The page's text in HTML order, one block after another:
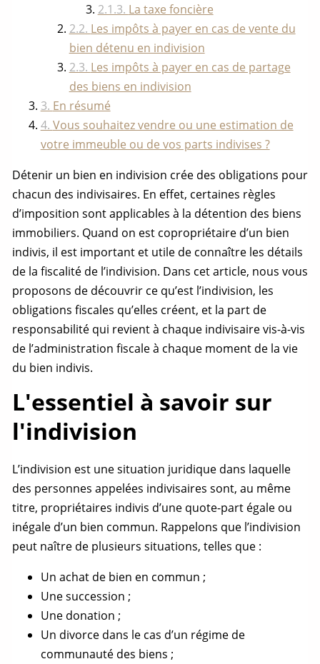
La taxe foncière
Les impôts à payer en cas de vente du
bien détenu en indivision
Les impôts à payer en cas de partage
des biens en indivision
En résumé
Vous souhaitez vendre ou une estimation de
votre immeuble ou de vos parts indivises ?
Détenir un bien en indivision crée des obligations pour
chacun des indivisaires. En effet, certaines règles
d’imposition sont applicables à la détention des biens
immobiliers. Quand on est copropriétaire d’un bien
indivis, il est important et utile de connaître les détails
de la fiscalité de l’indivision. Dans cet article, nous vous
proposons de découvrir ce qu’est l’indivision, les
obligations fiscales qu’elles créent, et la part de
responsabilité qui revient à chaque indivisaire vis-à-vis
de l’administration fiscale à chaque moment de la vie
du bien indivis.
L'essentiel à savoir sur
l'indivision
L’indivision est une situation juridique dans laquelle
des personnes appelées indivisaires sont, au même
titre, propriétaires indivis d’une quote-partégale ou
inégale d’un bien commun. Rappelons que l’indivision
peut naître de plusieurs situations, telles que :
Un achat de bien en commun ;
Une succession ;
Une donation ;
Un divorce dans le cas d’un régime de
communauté des biens ;